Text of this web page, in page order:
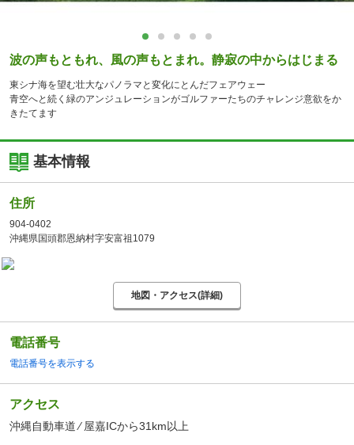
波の声もともれ、風の声もとまれ。静寂の中からはじまる
東シナ海を望む壮大なパノラマと変化にとんだフェアウェー
青空へと続く緑のアンジュレーションがゴルファーたちのチャレンジ意欲をか
きたてます
基本情報
住所
904-0402
沖縄県国頭郡恩納村字安富祖1079
地図・アクセス(詳細)
電話番号
電話番号を表示する
アクセス
沖縄自動車道 ⁄ 屋嘉ICから31km以上